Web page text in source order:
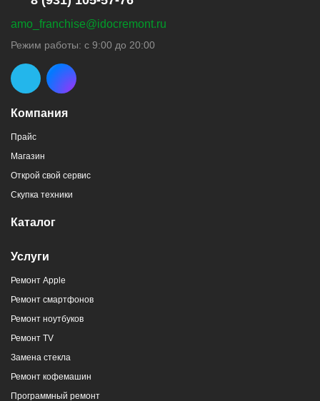
Компания
Прайс
Магазин
Открой свой сервис
Скупка техники
Каталог
Услуги
Ремонт Apple
Ремонт смартфонов
Ремонт ноутбуков
Ремонт TV
Замена стекла
Ремонт кофемашин
Программный ремонт
amo_franchise@idocremont.ru
Режим работы: с 9:00 до 20:00